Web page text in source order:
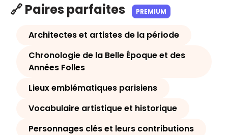
🔗 Paires parfaites PREMIUM
Architectes et artistes de la période
Chronologie de la Belle Époque et des
Années Folles
Lieux emblématiques parisiens
Vocabulaire artistique et historique
Personnages clés et leurs contributions